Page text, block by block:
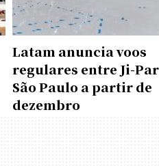
Latam anuncia voos
regulares entre Ji-
São Paulo a partir de
dezembro